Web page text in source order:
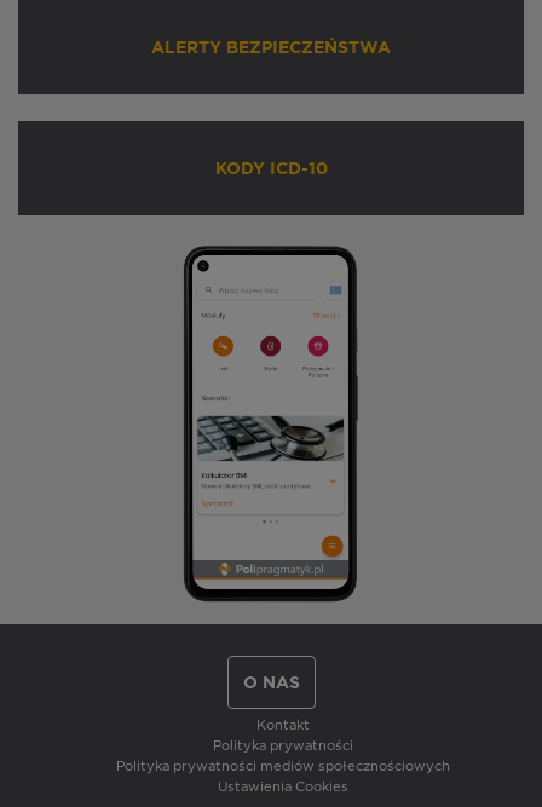
ALERTY BEZPIECZEŃSTWA
KODY ICD-10
O NAS
Kontakt
Polityka prywatności
Polityka prywatności mediów społecznościowych
Ustawienia Cookies